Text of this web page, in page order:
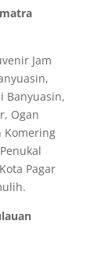
Jam
Banyuasin,
Ogan
Komering
Pagar